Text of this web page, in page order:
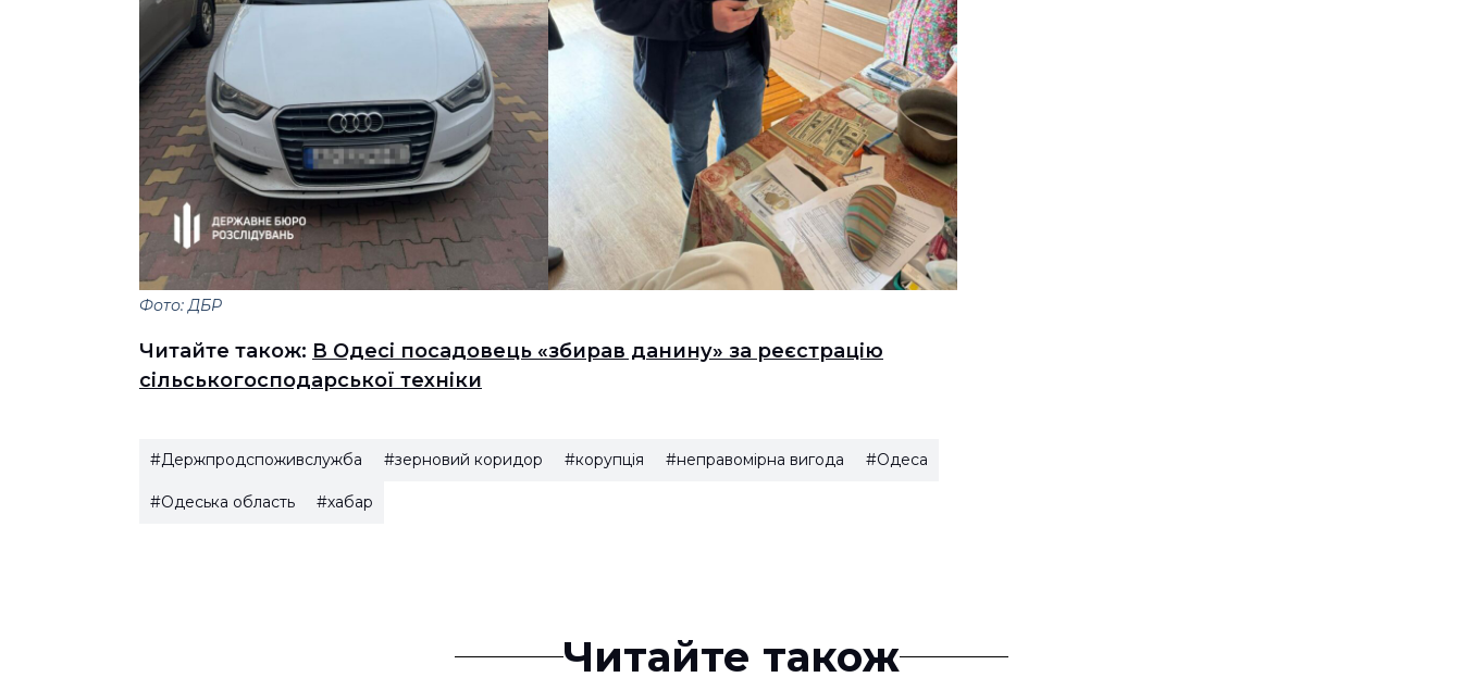
Фото: ДБР
Читайте також: В Одесі посадовець «збирав данину» за реєстрацію
сільськогосподарської техніки
#Держпродспоживслужба #зерновий коридор #корупція #неправомірна вигода #Одеса
#Одеська область #хабар
Читайте також